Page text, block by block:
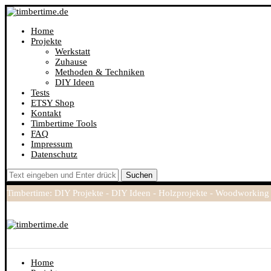
Home
Projekte
Werkstatt
Zuhause
Methoden & Techniken
DIY Ideen
Tests
ETSY Shop
Kontakt
Timbertime Tools
FAQ
Impressum
Datenschutz
Suchen
Timbertime: DIY Projekte - DIY Ideen - Holzprojekte -
Home